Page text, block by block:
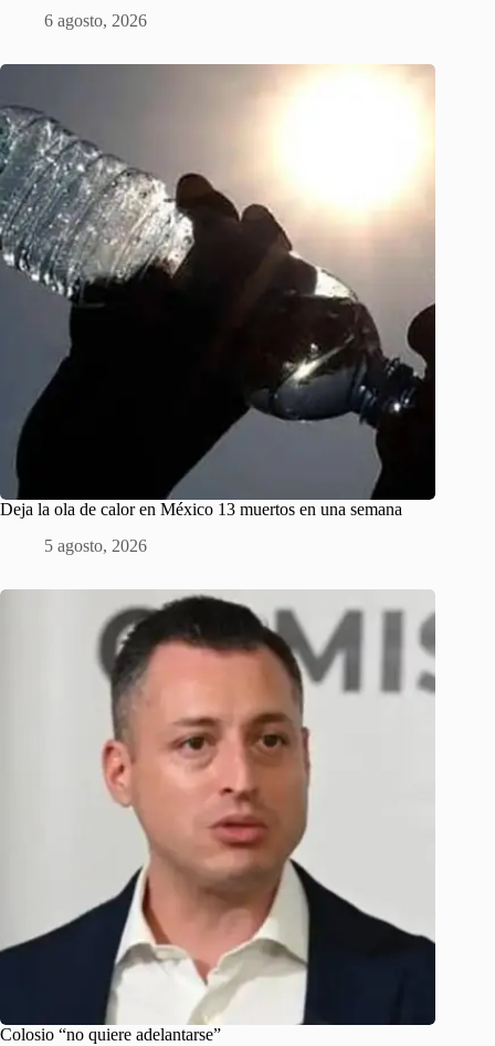
6 agosto, 2026
Deja la ola de calor en México 13 muertos en una semana
5 agosto, 2026
Colosio “no quiere adelantarse”